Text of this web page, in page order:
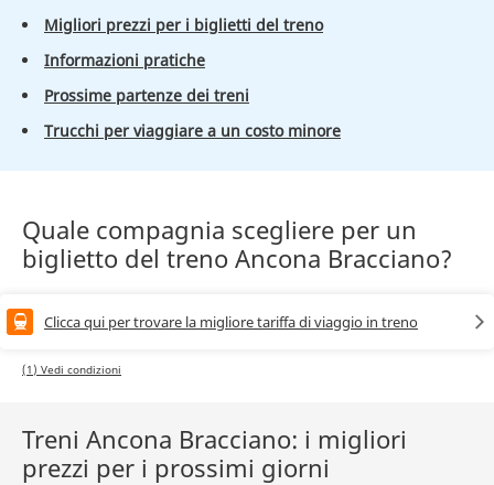
Migliori prezzi per i biglietti del treno
Informazioni pratiche
Prossime partenze dei treni
Trucchi per viaggiare a un costo minore
Quale compagnia scegliere per un
biglietto del treno Ancona Bracciano?
Clicca qui per trovare la migliore tariffa di viaggio in treno
(1) Vedi condizioni
Treni Ancona Bracciano: i migliori
prezzi per i prossimi giorni